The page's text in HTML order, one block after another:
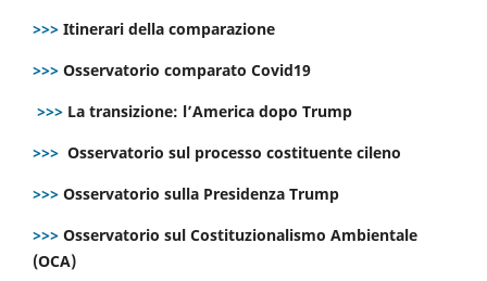
>>> Itinerari della comparazione
>>> Osservatorio comparato Covid19
>>> La transizione: l’America dopo Trump
>>> Osservatorio sul processo costituente cileno
>>> Osservatorio sulla Presidenza Trump
>>> Osservatorio sul Costituzionalismo Ambientale
(OCA)